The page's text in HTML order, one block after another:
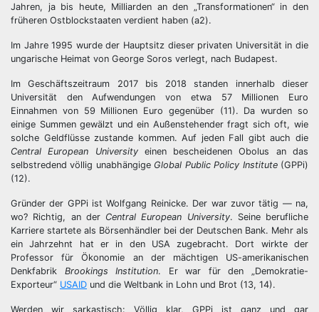
Jahren, ja bis heute, Milliarden an den „Transformationen“ in den
früheren Ostblockstaaten verdient haben (a2).
Im Jahre 1995 wurde der Hauptsitz dieser privaten Universität in die
ungarische Heimat von George Soros verlegt, nach Budapest.
Im Geschäftszeitraum 2017 bis 2018 standen innerhalb dieser
Universität den Aufwendungen von etwa 57 Millionen Euro
Einnahmen von 59 Millionen Euro gegenüber (11). Da wurden so
einige Summen gewälzt und ein Außenstehender fragt sich oft, wie
solche Geldflüsse zustande kommen. Auf jeden Fall gibt auch die
Central European Universityeinen bescheidenen Obolus an das
selbstredend völlig unabhängige Global Public Policy Institute(GPPi)
(12).
Gründer der GPPi ist Wolfgang Reinicke. Der war zuvor tätig — na,
wo? Richtig, an der Central European University. Seine berufliche
Karriere startete als Börsenhändler bei der Deutschen Bank. Mehr als
ein Jahrzehnt hat er in den USA zugebracht. Dort wirkte der
Professor für Ökonomie an der mächtigen US-amerikanischen
Denkfabrik Brookings Institution. Er war für den „Demokratie-
Exporteur“ USAID und die Weltbank in Lohn und Brot (13, 14).
Werden wir sarkastisch: Völlig klar, GPPi ist ganz und gar